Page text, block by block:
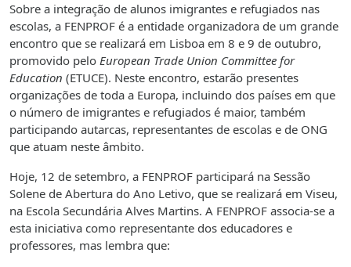
Sobre a integração de alunos imigrantes e refugiados nas
escolas, a FENPROF é a entidade organizadora de um grande
encontro que se realizará em Lisboa em 8 e 9 de outubro,
promovido pelo European Trade Union Committee for
Education (ETUCE). Neste encontro, estarão presentes
organizações de toda a Europa, incluindo dos países em que
o número de imigrantes e refugiados é maior, também
participando autarcas, representantes de escolas e de ONG
que atuam neste âmbito.
Hoje, 12 de setembro, a FENPROF participará na Sessão
Solene de Abertura do Ano Letivo, que se realizará em Viseu,
na Escola Secundária Alves Martins. A FENPROF associa-se a
esta iniciativa como representante dos educadores e
professores, mas lembra que: